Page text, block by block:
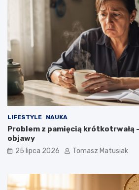
LIFESTYLE NAUKA
Problem z pamięcią krótkotrwałą
objawy
25 lipca 2026 Tomasz Matusiak